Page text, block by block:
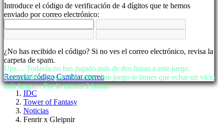
DA
DE
EL
EN
ES
FI
FR
HR
IT
JA
Introduce el código de verificación de 4 dígitos que te hemos
enviado por correo electrónico:
¿No has recibido el código? Si no ves el correo electrónico, revisa la
carpeta de spam.
Reenviar código Cambiar correo
IDC
Tower of Fantasy
Noticias
Fenrir x Gleipnir
Ups… Todavía no has jugado más de dos horas a este juego.
Para publicar una reseña sobre este juego te tienes que echar un vicio
más largo… Por lo menos 2 horas.